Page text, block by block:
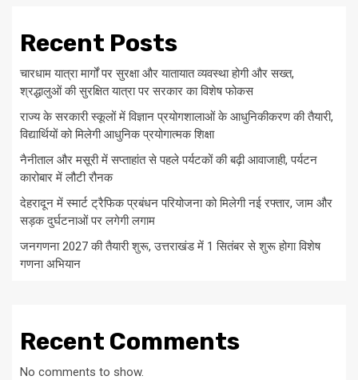
Recent Posts
चारधाम यात्रा मार्गों पर सुरक्षा और यातायात व्यवस्था होगी और सख्त,
श्रद्धालुओं की सुरक्षित यात्रा पर सरकार का विशेष फोकस
राज्य के सरकारी स्कूलों में विज्ञान प्रयोगशालाओं के आधुनिकीकरण की तैयारी,
विद्यार्थियों को मिलेगी आधुनिक प्रयोगात्मक शिक्षा
नैनीताल और मसूरी में सप्ताहांत से पहले पर्यटकों की बढ़ी आवाजाही, पर्यटन
कारोबार में लौटी रौनक
देहरादून में स्मार्ट ट्रैफिक प्रबंधन परियोजना को मिलेगी नई रफ्तार, जाम और
सड़क दुर्घटनाओं पर लगेगी लगाम
जनगणना 2027 की तैयारी शुरू, उत्तराखंड में 1 सितंबर से शुरू होगा विशेष
गणना अभियान
Recent Comments
No comments to show.